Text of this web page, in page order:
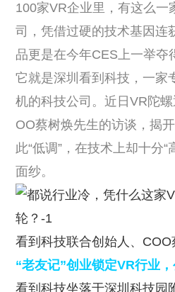
100家VR企业里，有这么一
司，凭借过硬的技术基因连
品更是在今年CES上一举夺
它就是深圳看到科技，一家
机的科技公司。近日VR陀
OO蔡树焕先生的访谈，揭
此“低调”，在技术上却十分
面纱。
看到科技联合创始人、COO
“老友记”创业锁定VR行业
看到科技坐落于深圳科技园